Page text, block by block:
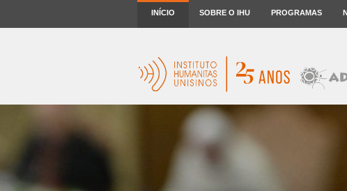
INÍCIO SOBRE O IHU PROGRAMAS